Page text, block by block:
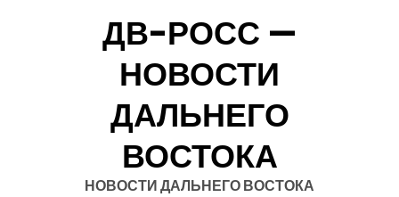
ДВ-РОСС —
НОВОСТИ
ДАЛЬНЕГО
ВОСТОКА
НОВОСТИ ДАЛЬНЕГО ВОСТОКА